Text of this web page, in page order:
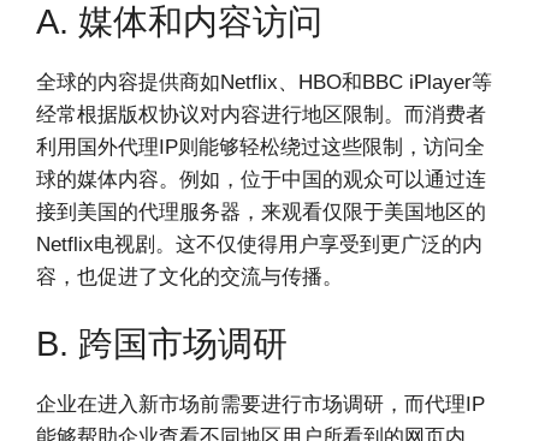
A. 媒体和内容访问
全球的内容提供商如Netflix、HBO和BBC iPlayer等
经常根据版权协议对内容进行地区限制。而消费者
利用国外代理IP则能够轻松绕过这些限制，访问全
球的媒体内容。例如，位于中国的观众可以通过连
接到美国的代理服务器，来观看仅限于美国地区的
Netflix电视剧。这不仅使得用户享受到更广泛的内
容，也促进了文化的交流与传播。
B. 跨国市场调研
企业在进入新市场前需要进行市场调研，而代理IP